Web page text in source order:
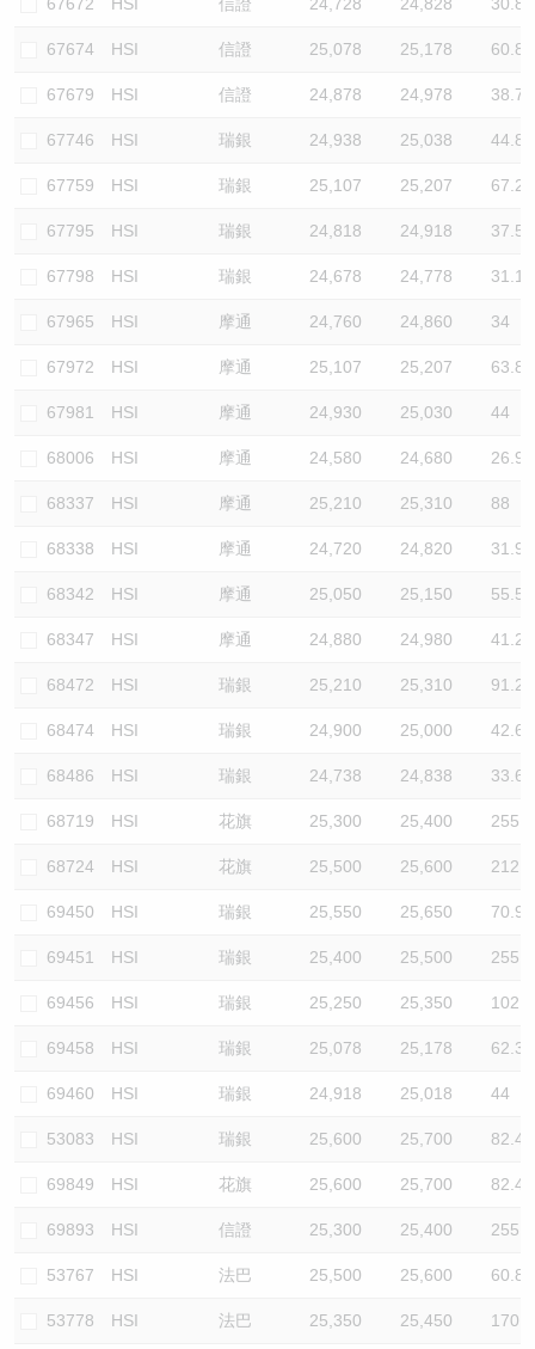
67674 HSI 信證 25,078 25,178 60.8
67679 HSI 信證 24,878 24,978 38.7
67746 HSI 瑞銀 24,938 25,038 44.8
67759 HSI 瑞銀 25,107 25,207 67.2
67795 HSI 瑞銀 24,818 24,918 37.5
67798 HSI 瑞銀 24,678 24,778 31.1
67965 HSI 摩通 24,760 24,860 34
67972 HSI 摩通 25,107 25,207 63.8
67981 HSI 摩通 24,930 25,030 44
68006 HSI 摩通 24,580 24,680 26.9
68337 HSI 摩通 25,210 25,310 88
68338 HSI 摩通 24,720 24,820 31.9
68342 HSI 摩通 25,050 25,150 55.5
68347 HSI 摩通 24,880 24,980 41.2
68472 HSI 瑞銀 25,210 25,310 91.2
68474 HSI 瑞銀 24,900 25,000 42.6
68486 HSI 瑞銀 24,738 24,838 33.6
68719 HSI 花旗 25,300 25,400 255.3
68724 HSI 花旗 25,500 25,600 212.8
69450 HSI 瑞銀 25,550 25,650 70.9
69451 HSI 瑞銀 25,400 25,500 255.3
69456 HSI 瑞銀 25,250 25,350 102.1
69458 HSI 瑞銀 25,078 25,178 62.3
69460 HSI 瑞銀 24,918 25,018 44
53083 HSI 瑞銀 25,600 25,700 82.4
69849 HSI 花旗 25,600 25,700 82.4
69893 HSI 信證 25,300 25,400 255.3
53767 HSI 法巴 25,500 25,600 60.8
53778 HSI 法巴 25,350 25,450 170.2